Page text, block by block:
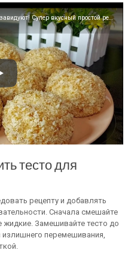
Готовлю на заказ уже много лет! Соседи завидуют! Супер вкусный простой рецепт‼️ Пирожное НЕЖНОСТЬ ☆
тесто для
рецепту и добавлять
Сначала смешайте
жидкие. Замешивайте тесто до
излишнего перемешивания,